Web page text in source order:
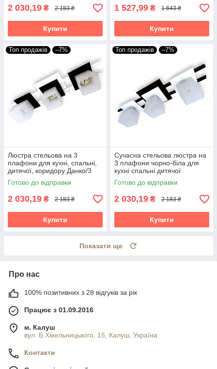
2 030,19 ₴ 2 183 ₴
Купити
1 527,99 ₴ 1 643 ₴
Купити
Топ продажів –7%
Люстра стельова на 3
плафони для кухні, спальні,
дитячої, коридору Данко/3
біло-чорна
Готово до відправки
2 030,19 ₴ 2 183 ₴
Купити
Топ продажів –7%
Сучасна стельова люстра на
3 плафони чорно-біла для
кухні спальні дитячої
коридору Данко/3
Готово до відправки
2 030,19 ₴ 2 183 ₴
Купити
Показати ще
Про нас
100% позитивних з 28 відгуків за рік
Працює з 01.09.2016
м. Калуш
вул. Б.Хмельницького, 15, Калуш, Україна
Контакти